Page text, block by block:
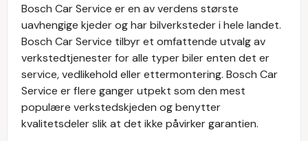
Bosch Car Service er en av verdens største
uavhengige kjeder og har bilverksteder i hele landet.
Bosch Car Service tilbyr et omfattende utvalg av
verkstedtjenester for alle typer biler enten det er
service, vedlikehold eller ettermontering. Bosch Car
Service er flere ganger utpekt som den mest
populære verkstedskjeden og benytter
kvalitetsdeler slik at det ikke påvirker garantien.